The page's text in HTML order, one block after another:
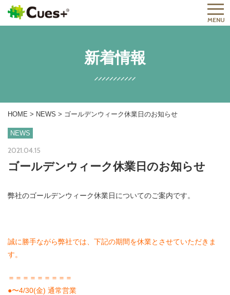
MENU
新着情報
HOME > NEWS > ゴールデンウィーク休業日のお知らせ
NEWS
2021.04.15
ゴールデンウィーク休業日のお知らせ
弊社のゴールデンウィーク休業日についてのご案内です。
誠に勝手ながら弊社では、下記の期間を休業とさせていただきま
す。
＝＝＝＝＝＝＝＝＝
●〜4/30(金) 通常営業